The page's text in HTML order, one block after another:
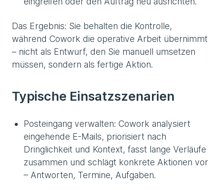
Das Ergebnis: Sie behalten die Kontrolle,
während Cowork die operative Arbeit übernimmt
– nicht als Entwurf, den Sie manuell umsetzen
müssen, sondern als fertige Aktion.
Typische Einsatzszenarien
Posteingang verwalten: Cowork analysiert
eingehende E-Mails, priorisiert nach
Dringlichkeit und Kontext, fasst lange Verläufe
zusammen und schlägt konkrete Aktionen vor
– Antworten, Termine, Aufgaben.